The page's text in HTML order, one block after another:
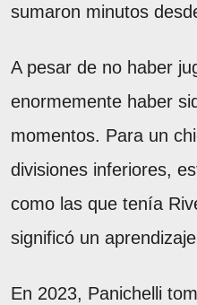
sumaron minutos
A pesar de no haber
enormemente haber
momentos. Para un
divisiones inferiores,
como las que tenía
significó un
En 2023, Panichelli